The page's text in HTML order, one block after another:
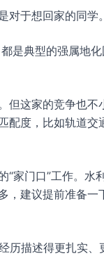
对于想回家的同学
是典型的强属地
但这家的竞争也不
配度，比如轨道交
“家门口”工作。水
，建议提前准备一
历描述得更扎实、